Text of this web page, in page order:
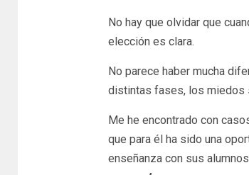
No hay que olvidar que
elección es clara.
No parece haber mucha
distintas fases, los miedos
Me he encontrado con
que para él ha sido una
enseñanza con sus